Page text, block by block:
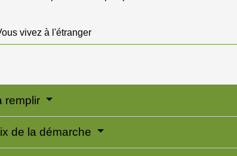
vivez à l'étranger
remplir
de la démarche